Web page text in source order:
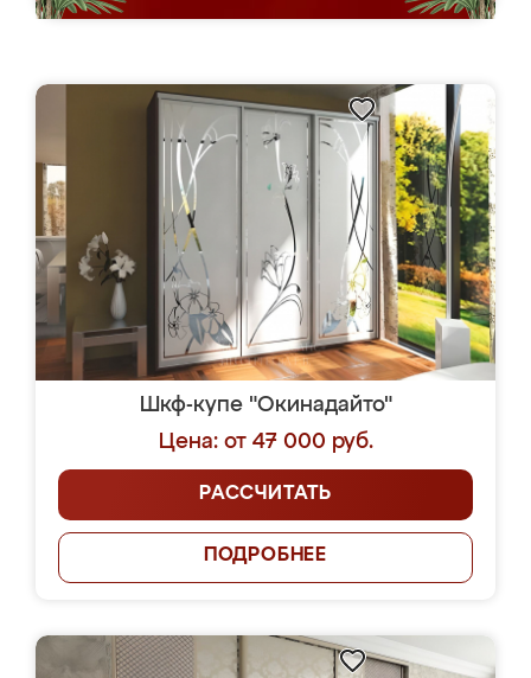
Шкф-купе "Окинадайто"
Цена: от 47 000 руб.
РАССЧИТАТЬ
ПОДРОБНЕЕ